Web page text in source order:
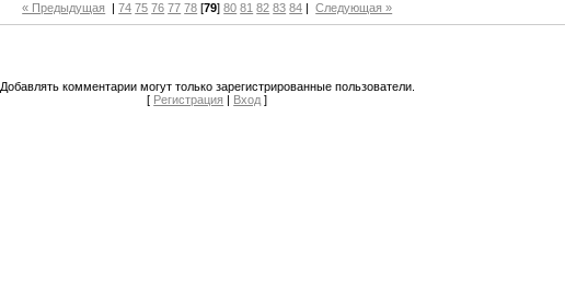
« Предыдущая |74 75 76 77 78 [79]80 81 82 83 84 |Следующая »
Добавлять комментарии могут только зарегистрированные пользователи.
[ Регистрация | Вход ]